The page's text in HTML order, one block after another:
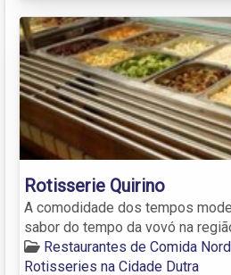
Rotisserie Quirino
A comodidade dos tempos
sabor do tempo da vovó na
Restaurantes de Comida
Rotisseries na Cidade Dutra